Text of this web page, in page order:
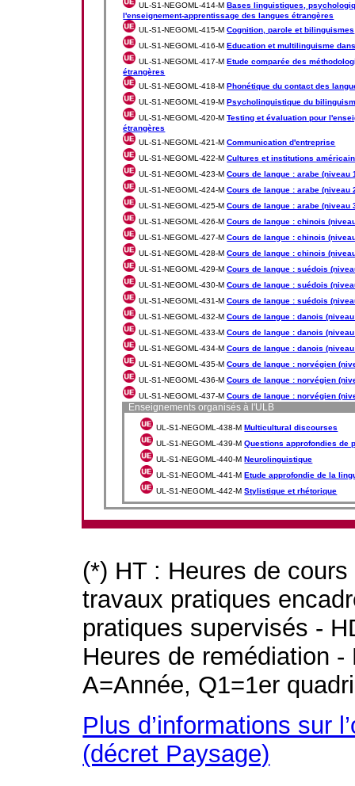
UL-S1-NEGOML-414-MBases linguistiques,
l'enseignement-apprentissage des langues étrangères
UL-S1-NEGOML-415-MCognition, parole et bilinguismes
UL-S1-NEGOML-416-MEducation et multilinguisme
UL-S1-NEGOML-417-MEtude comparée des
étrangères
UL-S1-NEGOML-418-MPhonétique du contact des
UL-S1-NEGOML-419-MPsycholinguistique du
UL-S1-NEGOML-420-MTesting et évaluation pour
étrangères
UL-S1-NEGOML-421-MCommunication d'entreprise
UL-S1-NEGOML-422-MCultures et institutions
UL-S1-NEGOML-423-MCours de langue : arabe (niveau
UL-S1-NEGOML-424-MCours de langue : arabe (niveau
UL-S1-NEGOML-425-MCours de langue : arabe (niveau
UL-S1-NEGOML-426-MCours de langue : chinois
UL-S1-NEGOML-427-MCours de langue : chinois
UL-S1-NEGOML-428-MCours de langue : chinois
UL-S1-NEGOML-429-MCours de langue : suédois
UL-S1-NEGOML-430-MCours de langue : suédois
UL-S1-NEGOML-431-MCours de langue : suédois
UL-S1-NEGOML-432-MCours de langue : danois
UL-S1-NEGOML-433-MCours de langue : danois
UL-S1-NEGOML-434-MCours de langue : danois
UL-S1-NEGOML-435-MCours de langue : norvégien
UL-S1-NEGOML-436-MCours de langue : norvégien
UL-S1-NEGOML-437-MCours de langue : norvégien
Enseignements organisés à l'ULB
UL-S1-NEGOML-438-MMulticultural discourses
UL-S1-NEGOML-439-MQuestions approfondies de
UL-S1-NEGOML-440-MNeurolinguistique
UL-S1-NEGOML-441-MEtude approfondie de la
UL-S1-NEGOML-442-MStylistique et rhétorique
(*) HT : Heures de
travaux pratiques
pratiques supervisés -
Heures de remédiation
A=Année, Q1=1er
Plus d’informations sur
(décret Paysage)